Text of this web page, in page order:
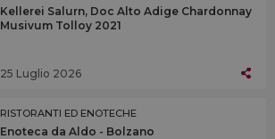
Kellerei Salurn, Doc Alto Adige Chardonnay
Musivum Tolloy 2021
25 Luglio 2026
RISTORANTI ED ENOTECHE
Enoteca da Aldo - Bolzano